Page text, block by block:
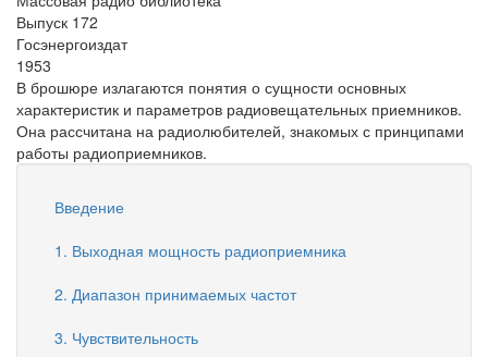
Выпуск 172
Госэнергоиздат
1953
В брошюре излагаются понятия о сущности основных
характеристик и параметров радиовещательных приемников.
Она рассчитана на радиолюбителей, знакомых с принципами
работы радиоприемников.
Введение
1. Выходная мощность радиоприемника
2. Диапазон принимаемых частот
3. Чувствительность